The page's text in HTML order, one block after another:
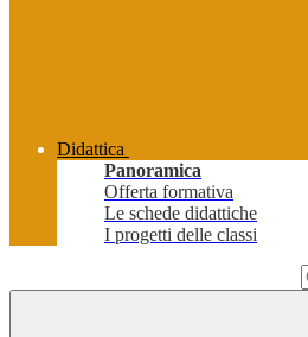
Didattica
Panoramica
Offerta formativa
Le schede didattiche
I progetti delle classi